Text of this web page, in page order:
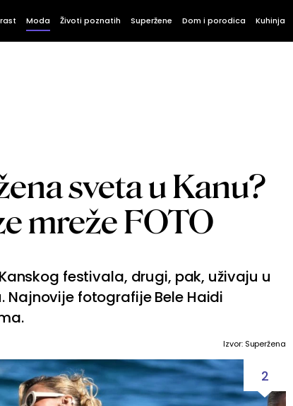
Moda Životi poznatih Superžene Dom i porodica Kuhinja
sveta u Kanu?
mreže FOTO
festivala, drugi, pak, uživaju u
fotografije Bele Haidi
Izvor: Superžena
2